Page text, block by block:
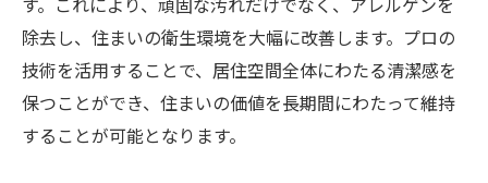
ハウスクリーニング業界の安全基準とは
保険付きサービスの利用者の声
専門家に任せる寝屋川市のハウスクリーニング
で住まい一新
す。これにより、頑固な汚れだけでなく、アレルゲンを
除去し、住まいの衛生環境を大幅に改善します。プロの
技術を活用することで、居住空間全体にわたる清潔感を
保つことができ、住まいの価値を長期間にわたって維持
することが可能となります。